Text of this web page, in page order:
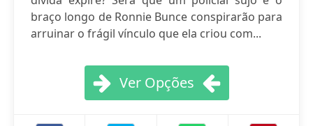
braço longo de Ronnie Bunce conspirarão para
arruinar o frágil vínculo que ela criou com...
Ver Opções